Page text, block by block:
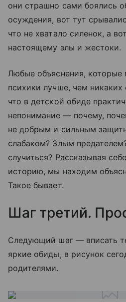
они страшно сами боялись
осуждения, вот тут
что не хватало силенок, а
настоящему злы и жестоки.
Любые объяснения,
психики лучше, чем
что в детской обиде
непонимание — почему,
не добрым и сильным
слабаком? Злым
случиться? Рассказывая
историю, мы находим
Такое бывает.
Шаг третий.
Следующий шаг — вписать
яркие обиды, в рисунок
родителями.